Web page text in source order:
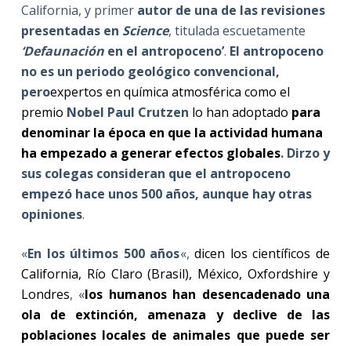
California, y primer autor de una de las revisiones
presentadas en Science, titulada escuetamente
‘Defaunaciónen el antropoceno’. El antropoceno
no es un periodo geológico convencional,
peroexpertos en química atmosférica como el
premio Nobel Paul Crutzen lo han adoptado para
denominar la época en que la actividad humana
ha empezado a generar efectos globales. Dirzo y
sus colegas consideran que el antropoceno
empezó hace unos 500 años, aunque hay otras
opiniones.
«En los últimos 500 años«,dicen los científicos de
California, Río Claro (Brasil), México, Oxfordshire y
Londres, «los humanos han desencadenado una
ola de extinción, amenaza y declive de las
poblaciones locales de animales que puede ser